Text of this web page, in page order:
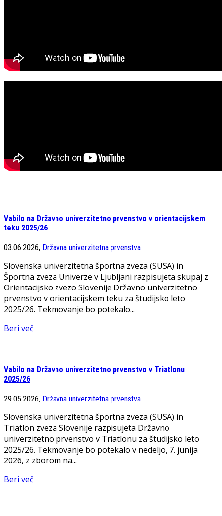
Vabilo na Državno univerzitetno prvenstvo v orientacijskem
teku 2025/26
03.06.2026, Državna univerzitetna prvenstva
Slovenska univerzitetna športna zveza (SUSA) in
Športna zveza Univerze v Ljubljani razpisujeta skupaj z
Orientacijsko zvezo Slovenije Državno univerzitetno
prvenstvo v orientacijskem teku za študijsko leto
2025/26. Tekmovanje bo potekalo...
Beri več
Vabilo na Državno univerzitetno prvenstvo v Triatlonu
2025/26
29.05.2026, Državna univerzitetna prvenstva
Slovenska univerzitetna športna zveza (SUSA) in
Triatlon zveza Slovenije razpisujeta Državno
univerzitetno prvenstvo v Triatlonu za študijsko leto
2025/26. Tekmovanje bo potekalo v nedeljo, 7. junija
2026, z zborom na...
Beri več